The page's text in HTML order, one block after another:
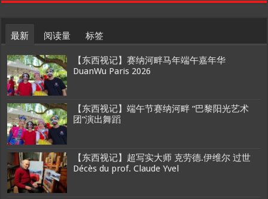
最新 阅读量 标签
【东西视记】赛纳河畔马年端午嘉年华
DuanWu Paris 2026
【东西视记】端午节赛纳河畔 “巴黎阳光艺术
团”演出舞蹈
【东西视记】超写实大师 克劳德.伊维尔 过世
Décès du prof. Claude Yvel